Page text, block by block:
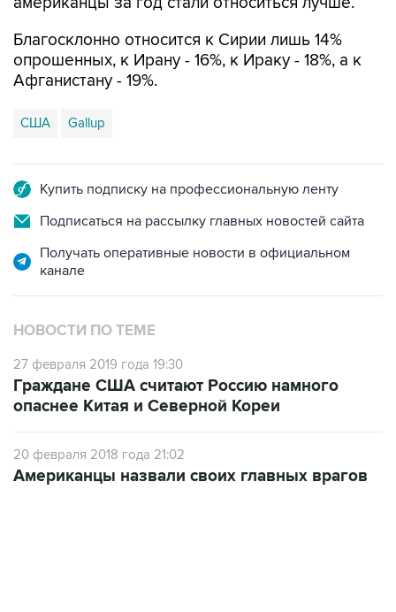
Благосклонно относится к Сирии лишь 14%
опрошенных, к Ирану - 16%, к Ираку - 18%, а к
Афганистану - 19%.
США Gallup
Купить подписку на профессиональную ленту
Подписаться на рассылку главных новостей сайта
Получать оперативные новости в официальном
канале
НОВОСТИ ПО ТЕМЕ
27 февраля 2019 года 19:30
Граждане США считают Россию намного
опаснее Китая и Северной Кореи
20 февраля 2018 года 21:02
Американцы назвали своих главных врагов